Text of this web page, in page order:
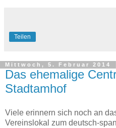
Teilen
Mittwoch, 5. Februar 2014
Das ehemalige
Stadtamhof
Viele erinnern sich noch an
Vereinslokal zum deutsch-